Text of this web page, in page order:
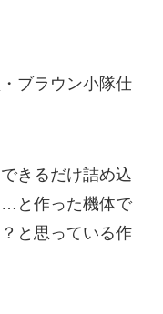
ブラウン小隊仕
きるだけ詰め込
…と作った機体で
と思っている作